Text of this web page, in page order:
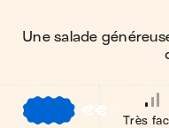
Une salade
€€
Très